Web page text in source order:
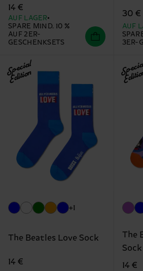
14 €
AUF LAGER
SPARE MIND. 10 %
AUF 2ER-
GESCHENKSETS
30 €
AUF
3ER-
Special
Edition
+1
The Beatles Love Sock
14 €
The
Sock
14 €